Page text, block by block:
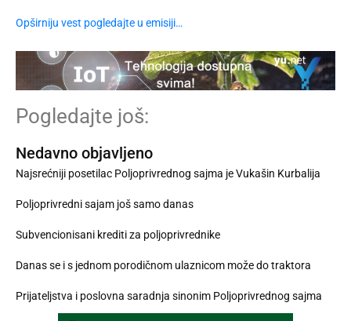
Opširniju vest pogledajte u emisiji…
Pogledajte još:
Nedavno objavljeno
Najsrećniji posetilac Poljoprivrednog sajma je Vukašin Kurbalija
Poljoprivredni sajam još samo danas
Subvencionisani krediti za poljoprivrednike
Danas se i s jednom porodičnom ulaznicom može do traktora
Prijateljstva i poslovna saradnja sinonim Poljoprivrednog sajma